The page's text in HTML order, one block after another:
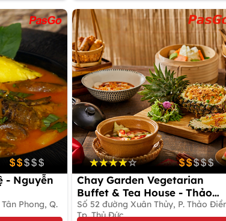
- Nguyễn
Phong, Q.
Chay Garden Vegetarian
Buffet & Tea House - Thảo
Điền
Số 52 đường Xuân Thủy, P. Thảo
Tp. Thủ Đức